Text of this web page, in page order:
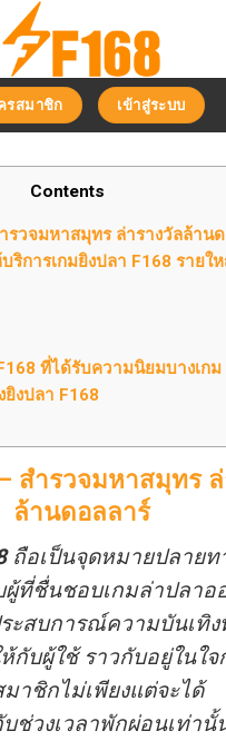
รสมาชิก เข้าสู่ระบบ
Contents
รวจมหาสมุทร ล่ารางวัลล้าน
ริการเกมยิงปลา F168 รายใ
ที่ได้รับความนิยมบางเกม
งปลา F168
สำรวจมหาสมุทร
ล้านดอลลาร์
ถือเป็นจุดหมายปลายท
ผู้ที่ชื่นชอบเกมล่าปลาอ
ะสบการณ์ความบันเทิง
กับผู้ใช้ ราวกับอยู่ในใจ
าชิกไม่เพียงแต่จะได้
ช่วงเวลาพักผ่อนเท่านั้